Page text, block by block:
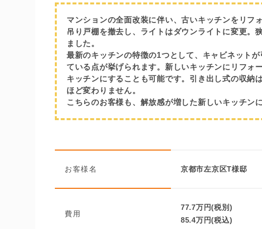
マンションの全面改装に伴い、古いキッチンをリフ
吊り戸棚を撤去し、ライトはダウンライトに変更。
ました。
最新のキッチンの特徴の1つとして、キャビネット
ている点が挙げられます。新しいキッチンにリフォ
キッチンにすることも可能です。引き出し式の収納
ほど変わりません。
こちらのお客様も、解放感が増した新しいキッチン
お客様名 京都市左京区T様邸
費用
77.7万円(税別)
85.4万円(税込)